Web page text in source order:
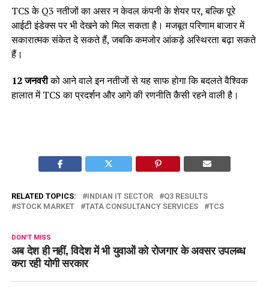
TCS के Q3 नतीजों का असर न केवल कंपनी के शेयर पर, बल्कि पूरे
आईटी इंडेक्स पर भी देखने को मिल सकता है। मजबूत परिणाम बाजार में
सकारात्मक संकेत दे सकते हैं, जबकि कमजोर आंकड़े अस्थिरता बढ़ा सकते
हैं।
12 जनवरीको आने वाले इन नतीजों से यह साफ होगा कि बदलते वैश्विक
हालात में TCS का प्रदर्शन और आगे की रणनीति कैसी रहने वाली है।
RELATED TOPICS: INDIAN IT SECTOR
Q3 RESULTS
STOCK MARKET
TATA CONSULTANCY SERVICES TCS
DON'T MISS
अब देश ही नहीं, विदेश में भी युवाओं को रोजगार के अवसर उपलब्ध
करा रही योगी सरकार